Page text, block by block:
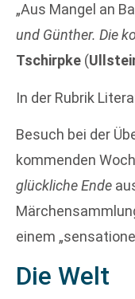
„Aus Mangel an
und Günther. Die
Tschirpke (
In der Rubrik
Besuch bei der
kommenden
glückliche Ende
einem
Die Welt